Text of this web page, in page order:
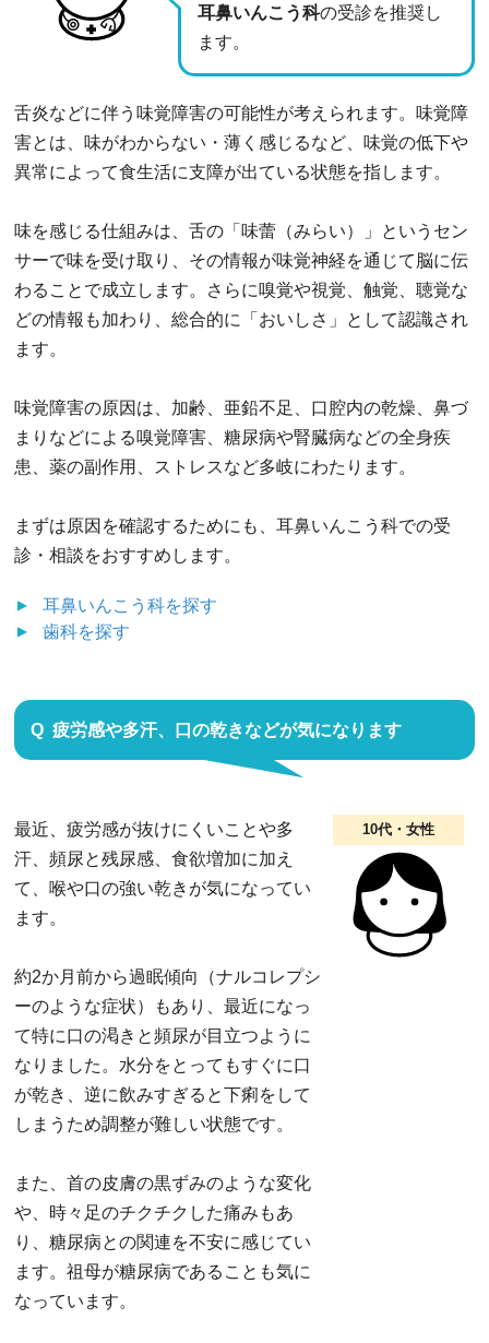
耳鼻いんこう科の受診を推奨し
ます。
舌炎などに伴う味覚障害の可能性が考えられます。味覚障
害とは、味がわからない・薄く感じるなど、味覚の低下や
異常によって食生活に支障が出ている状態を指します。
味を感じる仕組みは、舌の「味蕾（みらい）」というセン
サーで味を受け取り、その情報が味覚神経を通じて脳に伝
わることで成立します。さらに嗅覚や視覚、触覚、聴覚な
どの情報も加わり、総合的に「おいしさ」として認識され
ます。
味覚障害の原因は、加齢、亜鉛不足、口腔内の乾燥、鼻づ
まりなどによる嗅覚障害、糖尿病や腎臓病などの全身疾
患、薬の副作用、ストレスなど多岐にわたります。
まずは原因を確認するためにも、耳鼻いんこう科での受
診・相談をおすすめします。
耳鼻いんこう科を探す
歯科を探す
疲労感や多汗、口の乾きなどが気になります
10代・女性
最近、疲労感が抜けにくいことや多
汗、頻尿と残尿感、食欲増加に加え
て、喉や口の強い乾きが気になってい
ます。
約2か月前から過眠傾向（ナルコレプシ
ーのような症状）もあり、最近になっ
て特に口の渇きと頻尿が目立つように
なりました。水分をとってもすぐに口
が乾き、逆に飲みすぎると下痢をして
しまうため調整が難しい状態です。
また、首の皮膚の黒ずみのような変化
や、時々足のチクチクした痛みもあ
り、糖尿病との関連を不安に感じてい
ます。祖母が糖尿病であることも気に
なっています。